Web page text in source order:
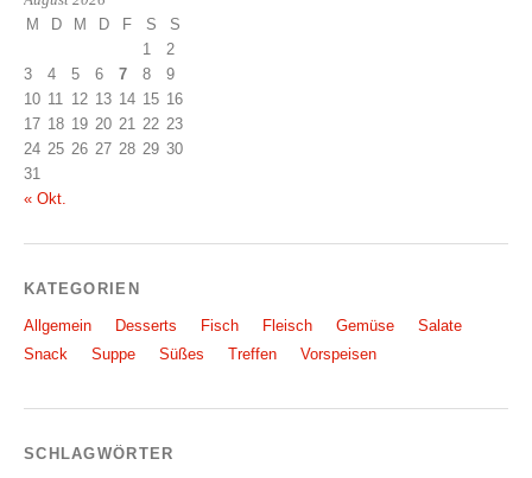
M D M D F S
S
1
2
3
4 5 6 7 8
9
10 11 12 13 14 15 16
17 18 19 20 21 22 23
24 25 26 27 28 29 30
31
« Okt.
KATEGORIEN
Allgemein Desserts Fisch Fleisch Gemüse
Salate
Snack
Suppe Süßes Treffen Vorspeisen
SCHLAGWÖRTER